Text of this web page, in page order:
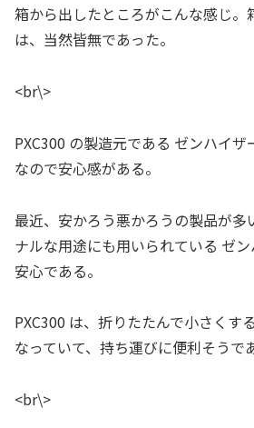
箱から出したところがこんな感じ。
は、当然皆無であった。
<br\>
PXC300 の製造元である ゼンハイ
なので安心感がある。
最近、安かろう悪かろうの製品が多
ナルな用途にも用いられている ゼ
安心である。
PXC300 は、折りたたんで小さくす
なっていて、持ち運びに便利そうで
<br\>